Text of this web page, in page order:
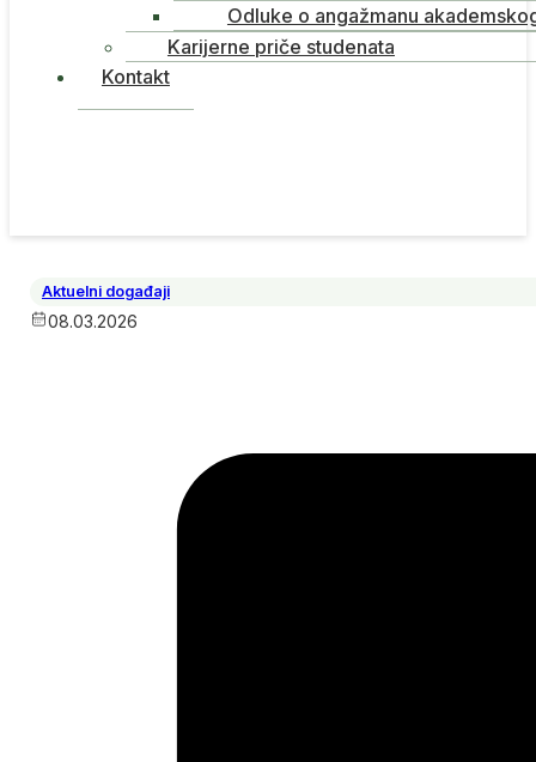
Odluke o angažmanu
Karijerne priče studenata
Kontakt
Aktuelni događaji
08.03.2026